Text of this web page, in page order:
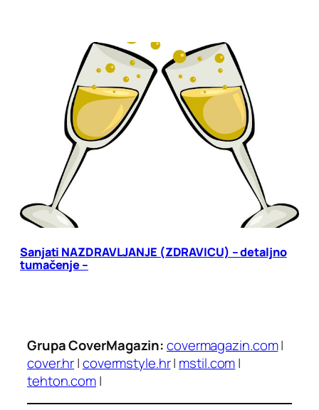
Sanjati NAZDRAVLJANJE (ZDRAVICU) – detaljno
tumačenje –
Grupa CoverMagazin:covermagazin.com|
cover.hr|covermstyle.hr| mstil.com|
tehton.com|